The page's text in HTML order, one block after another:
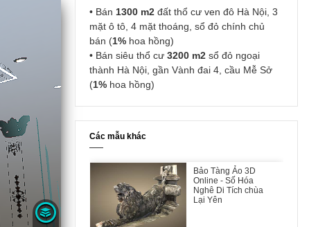
• Bán 1300 m2đất thổ cư ven đô Hà Nội, 3
mặt ô tô, 4 mặt thoáng, sổ đỏ chính chủ
bán (1%hoa hồng)
• Bán siêu thổ cư 3200 m2sổ đỏ ngoại
thành Hà Nội, gần Vành đai 4, cầu Mễ Sở
(1%hoa hồng)
Các mẫu khác
Bảo Tàng Ảo 3D
Online - Số Hóa
Nghê Di Tích chùa
Lại Yên